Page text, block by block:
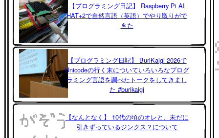
【プログラミング日記】 Raspberry Pi AI
HAT+2で自然言語（英語）でやり取りがで
きた
【プログラミング日記】 BuriKaigi 2026で
Unicodeの行く末についていろいろなプログ
ラミング言語を調べたトークをしてきまし
た #burikaigi
【なんとなく】 10代の頃のオレと、未だに
引きずっているジンクス？について